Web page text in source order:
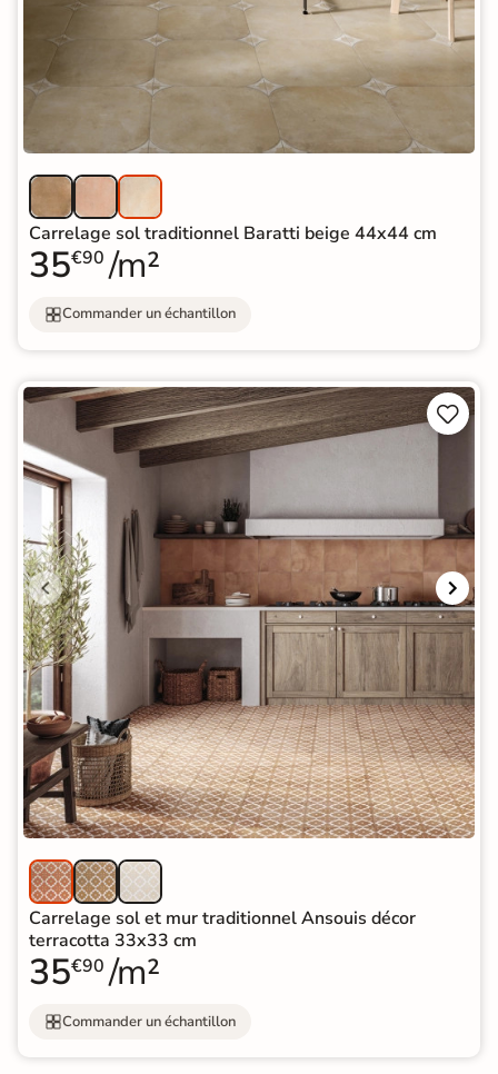
Carrelage sol traditionnel Baratti beige 44x44 cm
35€90 /m²
Commander un échantillon


Carrelage sol et mur traditionnel Ansouis décor
terracotta 33x33 cm
35€90 /m²
Commander un échantillon